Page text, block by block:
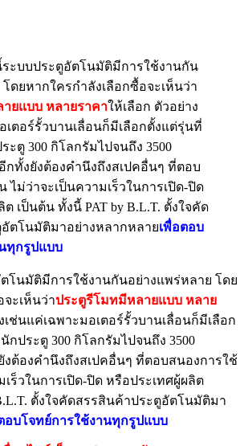
ประตูอัตโนมัติมีการใช้งานกัน
ดยหากใครกำลังเลือกซื้อจะเห็นว่า
ยแบบ หลายราคาให้เลือก ตัวอย่าง
เตอร์รั้วบานเลื่อนก็มีเลือกตั้งแต่รุ่นที่
ะตู 300 กิโลกรัมไปจนถึง 3500
กทั้งยังต้องคำนึงถึงสเปคอื่นๆ ที่ตอบ
ไม่ว่าจะเป็นความเร็วในการเปิด-ปิด
เป็นต้น ทั้งนี้ PAT by B.L.T. ตั้งใจคัด
ตโนมัติมาอย่างหลากหลายเพื่อตอบ
ทุกรูปแบบ
โนมัติมีการใช้งานกันอย่างแพร่หลาย โดย
จะเห็นว่าประตูรีโมทมีหลายแบบ หลาย
เช่นแค่เฉพาะมอเตอร์รั้วบานเลื่อนก็มีเลือก
ประตู 300 กิโลกรัมไปจนถึง 3500
ต้องคำนึงถึงสเปคอื่นๆ ที่ตอบสนองการใช้
เร็วในการเปิด-ปิด หรือประเทศผู้ผลิต
ตั้งใจคัดสรรสินค้าประตูอัตโนมัติมา
อบโจทย์การใช้งานทุกรูปแบบ